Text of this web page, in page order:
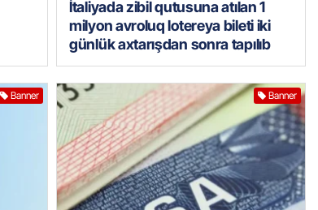
İtaliyada zibil qutusuna atılan 1
milyon avroluq lotereya bileti iki
günlük axtarışdan sonra tapılıb
Banner Banner